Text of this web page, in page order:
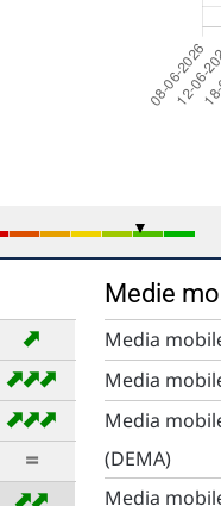
➡
➡
➡
➡
➡
➡
➡
=
Medie
Media
Media
Media
(DEMA)
Media